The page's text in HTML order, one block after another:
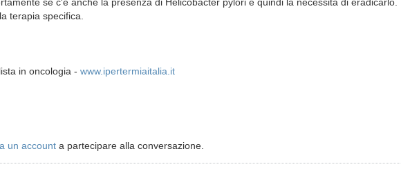
terapia specifica.
in oncologia - www.ipertermiaitalia.it
un account a partecipare alla conversazione.